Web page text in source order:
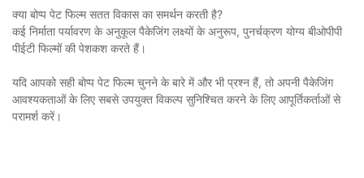
क्या बोप्प पेट फिल्म सतत विकास का समर्थन करती है?
कई निर्माता पर्यावरण के अनुकूल पैकेजिंग लक्ष्यों के अनुरूप, पुनर्चक्रण योग्य बीओपीपी
पीईटी फिल्मों की पेशकश करते हैं।
यदि आपको सही बोप्प पेट फिल्म चुनने के बारे में और भी प्रश्न हैं, तो अपनी पैकेजिंग
आवश्यकताओं के लिए सबसे उपयुक्त विकल्प सुनिश्चित करने के लिए आपूर्तिकर्ताओं से
परामर्श करें।